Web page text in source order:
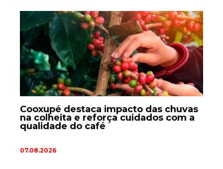
Cooxupé destaca impacto das chuvas
na colheita e reforça cuidados com a
qualidade do café
07.08.2026